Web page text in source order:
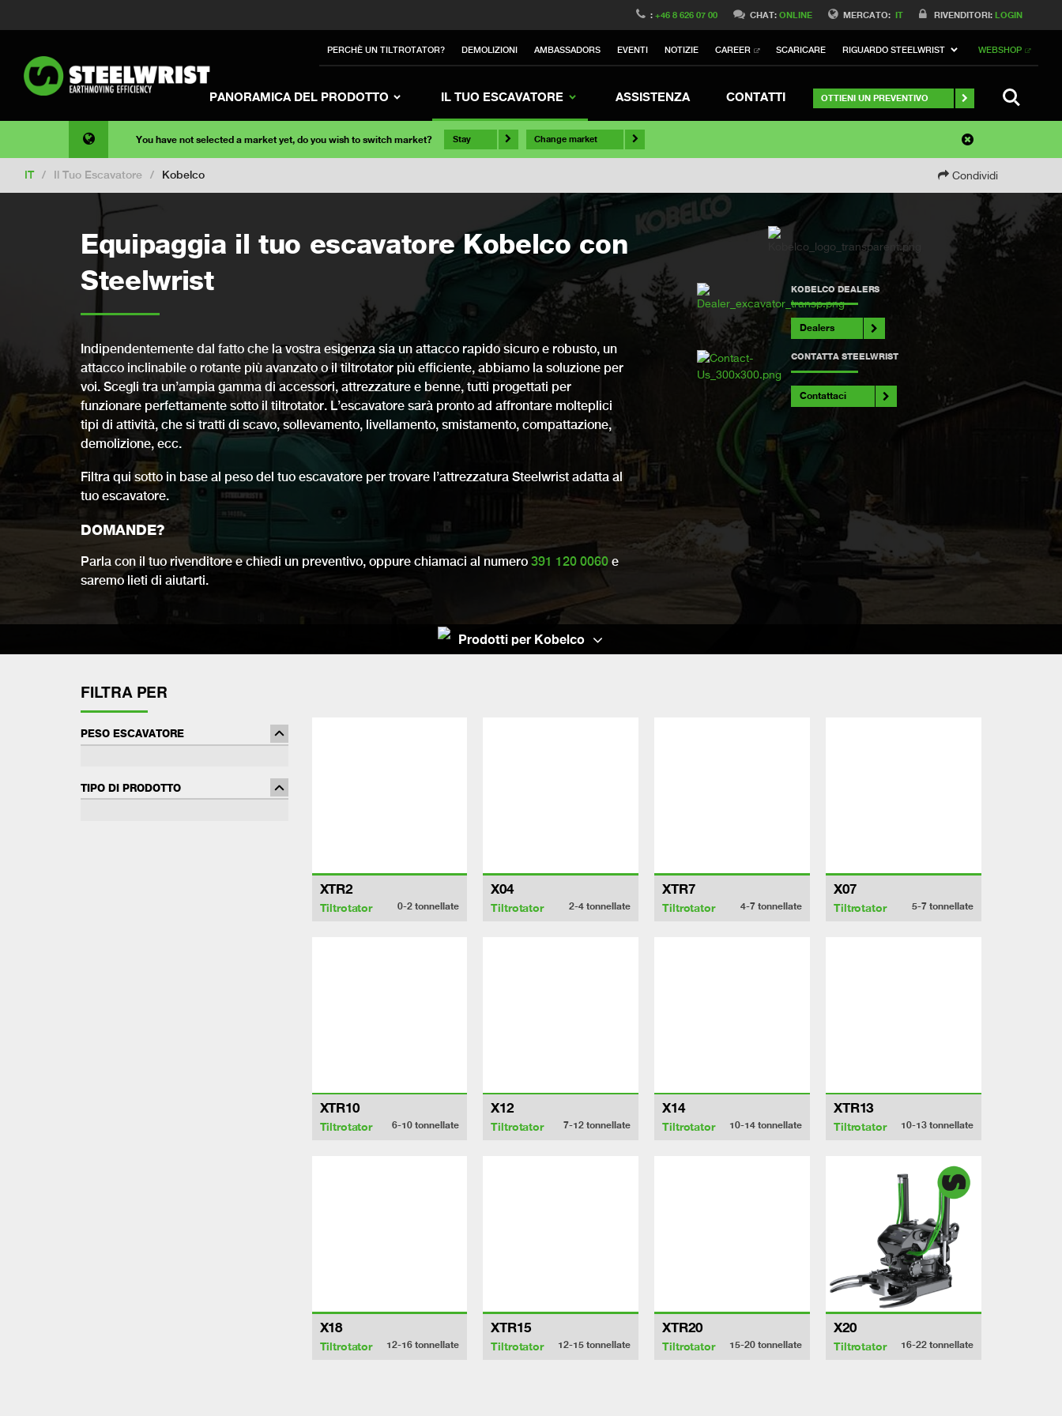
MERCATO: IT RIVENDITORI: LOGIN
:+46 8 626 07 00 CHAT:ONLINE
PERCHÈ UN TILTROTATOR? DEMOLIZIONI AMBASSADORS EVENTI NOTIZIE CAREER SCARICARE RIGUARDO STEELWRIST WEBSHOP
PANORAMICA DEL PRODOTTO IL TUO ESCAVATORE ASSISTENZA CONTATTI OTTIENI UN PREVENTIVO
You have not selected a market yet, do you wish to switch market? Stay Change market
IT / Il Tuo Escavatore / Kobelco Condividi
Equipaggia il tuo escavatore Kobelco con
Steelwrist
Indipendentemente dal fatto che la vostra esigenza sia un attacco rapido sicuro e robusto, un
attacco inclinabile o rotante più avanzato o il tiltrotator più efficiente, abbiamo la soluzione per
voi. Scegli tra un’ampia gamma di accessori, attrezzature e benne, tutti progettati per
funzionare perfettamente sotto il tiltrotator. L’escavatore sarà pronto ad affrontare molteplici
tipi di attività, che si tratti di scavo, sollevamento, livellamento, smistamento, compattazione,
demolizione, ecc.
Filtra qui sotto in base al peso del tuo escavatore per trovare l’attrezzatura Steelwrist adatta al
tuo escavatore.
DOMANDE?
Parla con il tuo rivenditore e chiedi un preventivo, oppure chiamaci al numero 391 120 0060 e
saremo lieti di aiutarti.
KOBELCO DEALERS
Dealers
CONTATTA STEELWRIST
Contattaci
FILTRA PER
PESO ESCAVATORE
TIPO DI PRODOTTO
XTR2
Tiltrotator 0-2tonnellate
X04
Tiltrotator 2-4tonnellate
XTR7
Tiltrotator 4-7tonnellate
X07
Tiltrotator 5-7 tonnellate
XTR10
Tiltrotator 6-10tonnellate
X12
Tiltrotator 7-12tonnellate
X14
Tiltrotator 10-14tonnellate
XTR13
Tiltrotator 10-13 tonnellate
X18
Tiltrotator 12-16tonnellate
XTR15
Tiltrotator 12-15tonnellate
XTR20
Tiltrotator 15-20tonnellate
X20
Tiltrotator 16-22 tonnellate
Prodotti per Kobelco